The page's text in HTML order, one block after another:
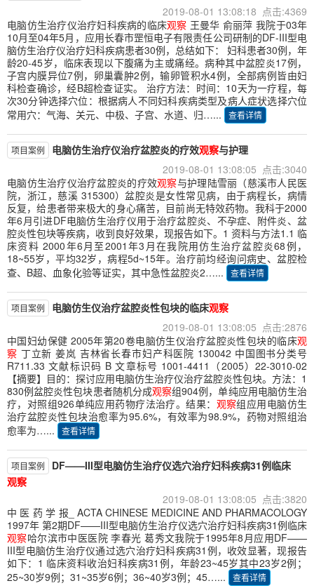
2019-08-01 13:08:18 点击:4369
电脑仿生治疗仪治疗妇科疾病的临床观察 王曼华 俞丽萍 我院于03年
10月至04年5月，应用长春市罡恒电子有限责任公司研制的DF-III型电
脑仿生治疗仪治疗妇科疾病患者30例，总结如下： 妇科患者30例，年
龄20-45岁，临床表现以下腹痛为主或痛经。病种其中盆腔炎17例，
子宫内膜异位7例，卵巢囊肿2例，输卵管积水4例，全部病例皆由妇
科检查确诊，经B超检查证实。 治疗方法：时间：10天为一疗程，每
次30分钟选择穴位：根据病人不同妇科疾病类型及病人症状选择穴位
常用穴：气海、关元、中极、子宫、水道、归…...
查看详情
项目案例 电脑仿生治疗仪治疗盆腔炎的疗效观察与护理
2019-08-01 13:08:05 点击:3040
电脑仿生治疗仪治疗盆腔炎的疗效观察与护理陆雪丽（慈溪市人民医
院，浙江，慈溪 315300）盆腔炎是女性常见病，由于病程长，病情
反复，给患者带来极大的身心痛苦，目前尚无特效药物。我科于2000
年6月引进DF电脑仿生治疗仪用于治疗盆腔炎、不孕症、附件炎、盆
腔炎性包块等疾病，收到良好效果，现报告如下。1 资料与方法1.1 临
床资料 2000年6月至2001年3月在我院用仿生治疗盆腔炎68例，
18~55岁，平均32岁，病程5d~15年。治疗前均经询问病史、盆腔检
查、B超、血象化验等证实，其中急性盆腔炎2…...
查看详情
项目案例 电脑仿生仪治疗盆腔炎性包块的临床观察
2019-08-01 13:08:05 点击:2876
中国妇幼保健 2005年第20卷电脑仿生仪治疗盆腔炎性包块的临床观
察 丁立新 姜岚 吉林省长春市妇产科医院 130042 中国图书分类号
R711.33 文献标识码 B 文章标号 1001-4411（2005）22-3010-02
【摘要】目的：探讨应用电脑仿生治疗仪治疗盆腔炎性包块。方法：1
830例盆腔炎性包块患者随机分成观察组904例，单纯应用电脑仿生治
疗，对照组926单纯应用药物疗法治疗。结果： 观察组应用电脑仿生
治疗盆腔炎性包块治愈率为95.6%，有效率为98.9%，药物对照组治
愈率为…...
查看详情
项目案例
DF——III型电脑仿生治疗仪选穴治疗妇科疾病31例临床
观察
2019-08-01 13:08:05 点击:3820
中 医 药 学 报_ ACTA CHINESE MEDICINE AND PHARMACOLOGY
1997年 第2期DF——III型电脑仿生治疗仪选穴治疗妇科疾病31例临床
观察哈尔滨市中医医院 李春光 葛秀文我院于1995年8月应用DF——
III型电脑仿生治疗仪通过选穴治疗妇科疾病31例，收效显著，现报告
如下：1 临床资料收治妇科疾病31例，年龄23~45岁其中23岁2例；
25~30岁9例；31~35岁6例；36~40岁3例；45…...
查看详情